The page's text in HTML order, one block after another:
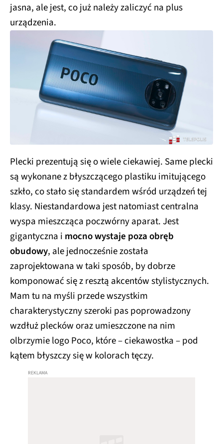
jasna, ale jest, co już należy zaliczyć na plus
urządzenia.
Plecki prezentują się o wiele ciekawiej. Same plecki
są wykonane z błyszczącego plastiku imitującego
szkło, co stało się standardem wśród urządzeń tej
klasy. Niestandardowa jest natomiast centralna
wyspa mieszcząca poczwórny aparat. Jest
gigantyczna i mocno wystaje poza obręb
obudowy, ale jednocześnie została
zaprojektowana w taki sposób, by dobrze
komponować się z resztą akcentów stylistycznych.
Mam tu na myśli przede wszystkim
charakterystyczny szeroki pas poprowadzony
wzdłuż plecków oraz umieszczone na nim
olbrzymie logo Poco, które – ciekawostka – pod
kątem błyszczy się w kolorach tęczy.